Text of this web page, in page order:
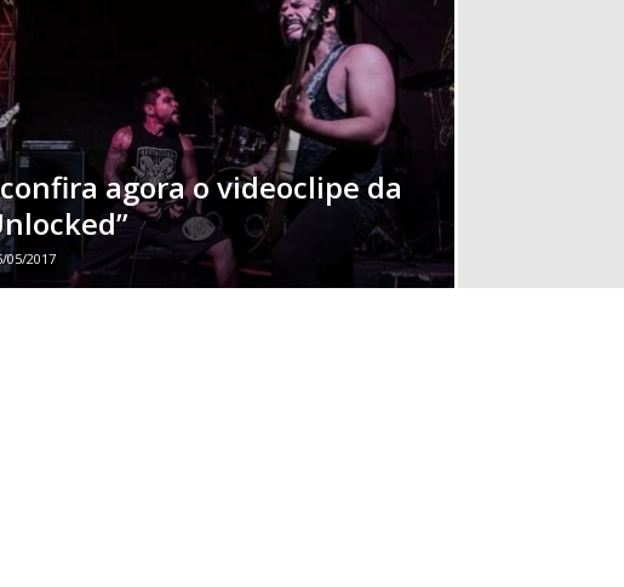
agora o videoclipe da
05/2017